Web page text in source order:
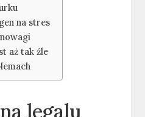
na stres
aż tak źle
legalu